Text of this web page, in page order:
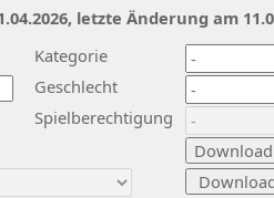
Kategorie
Geschlecht
Spielberechtigung
letzte Änderung am